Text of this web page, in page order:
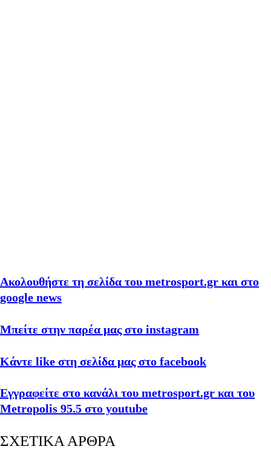
Ακολουθήστε τη σελίδα του metrosport.gr και στο
google news
Μπείτε στην παρέα μας στο instagram
Κάντε like στη σελίδα μας στο facebook
Εγγραφείτε στο κανάλι του metrosport.gr και του
Metropolis 95.5 στο youtube
ΣΧΕΤΙΚΑ ΑΡΘΡΑ